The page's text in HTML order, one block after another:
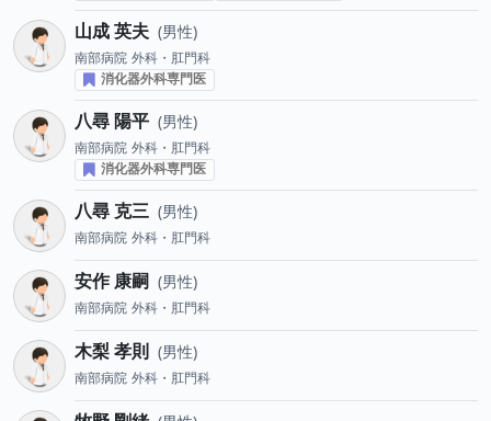
山成 英夫 男性
南部病院 外科・肛門科
消化器外科専門医
八尋 陽平 男性
南部病院 外科・肛門科
消化器外科専門医
八尋 克三 男性
南部病院 外科・肛門科
安作 康嗣 男性
南部病院 外科・肛門科
木梨 孝則 男性
南部病院 外科・肛門科